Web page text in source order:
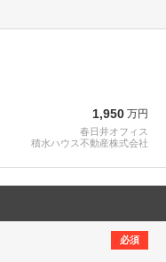
1,950 万円
春日井オフィス
積水ハウス不動産株式会社
必須